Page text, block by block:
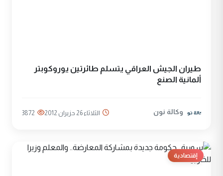
طيران الجيش العراقي يتسلم طائرتين يوروكوبتر
ألمانية الصنع
وكالة نون الثلاثاء 26 حزيران 2012 3872
إقتصادية